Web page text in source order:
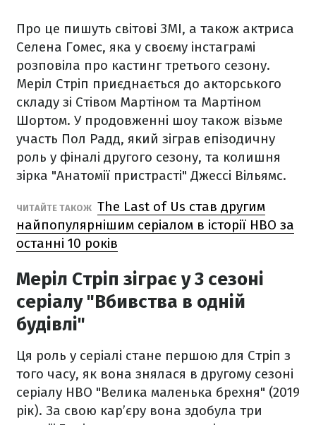
Про це пишуть світові ЗМІ, а також актриса
Селена Гомес, яка у своєму інстаграмі
розповіла про кастинг третього сезону.
Меріл Стріп приєднається до акторського
складу зі Стівом Мартіном та Мартіном
Шортом. У продовженні шоу також візьме
участь Пол Радд, який зіграв епізодичну
роль у фіналі другого сезону, та колишня
зірка "Анатомії пристрасті" Джессі Вільямс.
ЧИТАЙТЕ ТАКОЖ The Last of Us став другим
найпопулярнішим серіалом в історії HBO за
останні 10 років
Меріл Стріп зіграє у 3 сезоні
серіалу "Вбивства в одній
будівлі"
Ця роль у серіалі стане першою для Стріп з
того часу, як вона знялася в другому сезоні
серіалу HBO "Велика маленька брехня" (2019
рік). За свою кар’єру вона здобула три